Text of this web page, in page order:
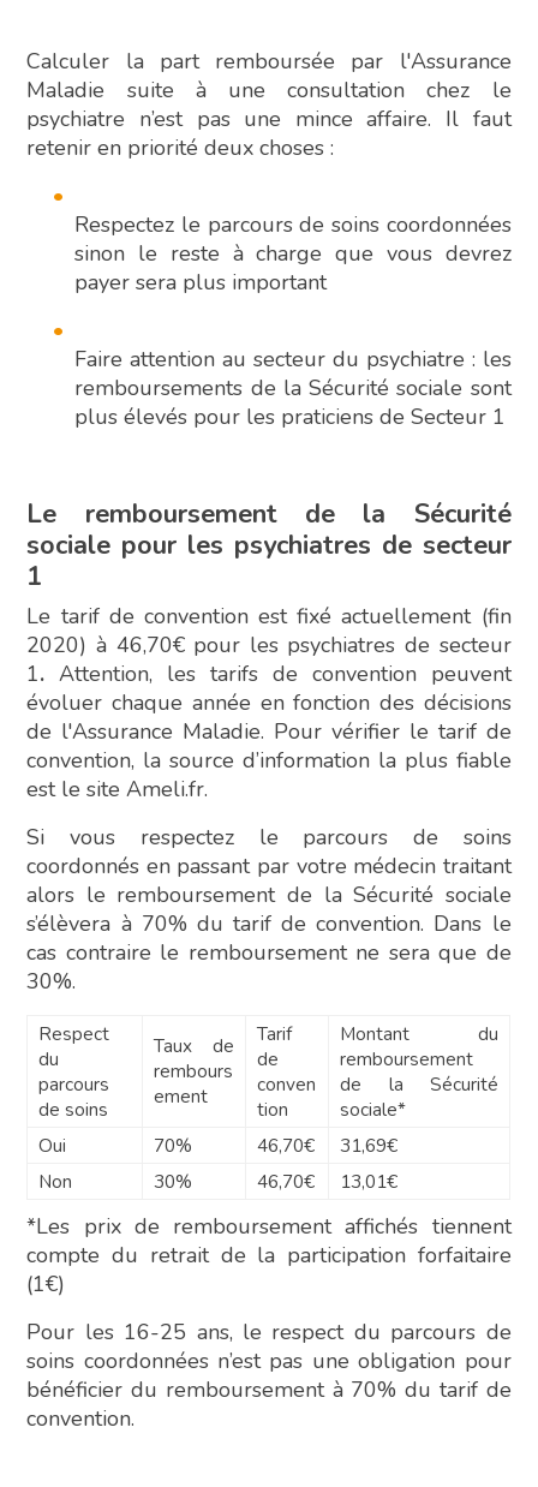
Calculer la part remboursée par l'Assurance
Maladie suite à une consultation chez le
psychiatre n’est pas une mince affaire. Il faut
retenir en priorité deux choses :
Respectez le parcours de soins coordonnées
sinon le reste à charge que vous devrez
payer sera plus important
Faire attention au secteur du psychiatre : les
remboursements de la Sécurité sociale sont
plus élevés pour les praticiens de Secteur 1
Le remboursement de la Sécurité
sociale pour les psychiatres de secteur
1
Le tarif de convention est fixé actuellement (fin
2020) à 46,70€ pour les psychiatres de secteur
1. Attention, les tarifs de convention peuvent
évoluer chaque année en fonction des décisions
de l'Assurance Maladie. Pour vérifier le tarif de
convention, la source d’information la plus fiable
est le site Ameli.fr.
Si vous respectez le parcours de soins
coordonnés en passant par votre médecin traitant
alors le remboursement de la Sécurité sociale
s’élèvera à 70% du tarif de convention. Dans le
cas contraire le remboursement ne sera que de
30%.
Respect
du
parcours
de soins
Taux de
rembours
ement
Tarif
de
conven
tion
Montant du
remboursement
de la Sécurité
sociale*
Oui
70% 46,70€
31,69€
Non
30% 46,70€ 13,01€
*Les prix de remboursement affichés tiennent
compte du retrait de la participation forfaitaire
(1€)
Pour les 16-25 ans, le respect du parcours de
soins coordonnées n’est pas une obligation pour
bénéficier du remboursement à 70% du tarif de
convention.